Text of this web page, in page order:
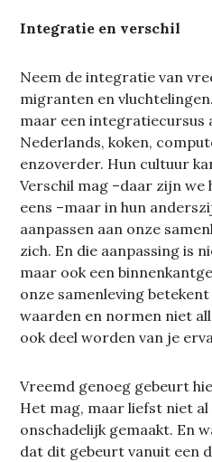
Integratie en verschil
Neem de integratie van
migranten en
maar een integratiecursus
Nederlands, koken,
enzoverder. Hun cultuur
Verschil mag –daar zijn
eens –maar in hun
aanpassen aan onze
zich. En die aanpassing is
maar ook een
onze samenleving
waarden en normen niet
ook deel worden van je
Vreemd genoeg gebeurt
Het mag, maar liefst niet
onschadelijk gemaakt. En
dat dit gebeurt vanuit een